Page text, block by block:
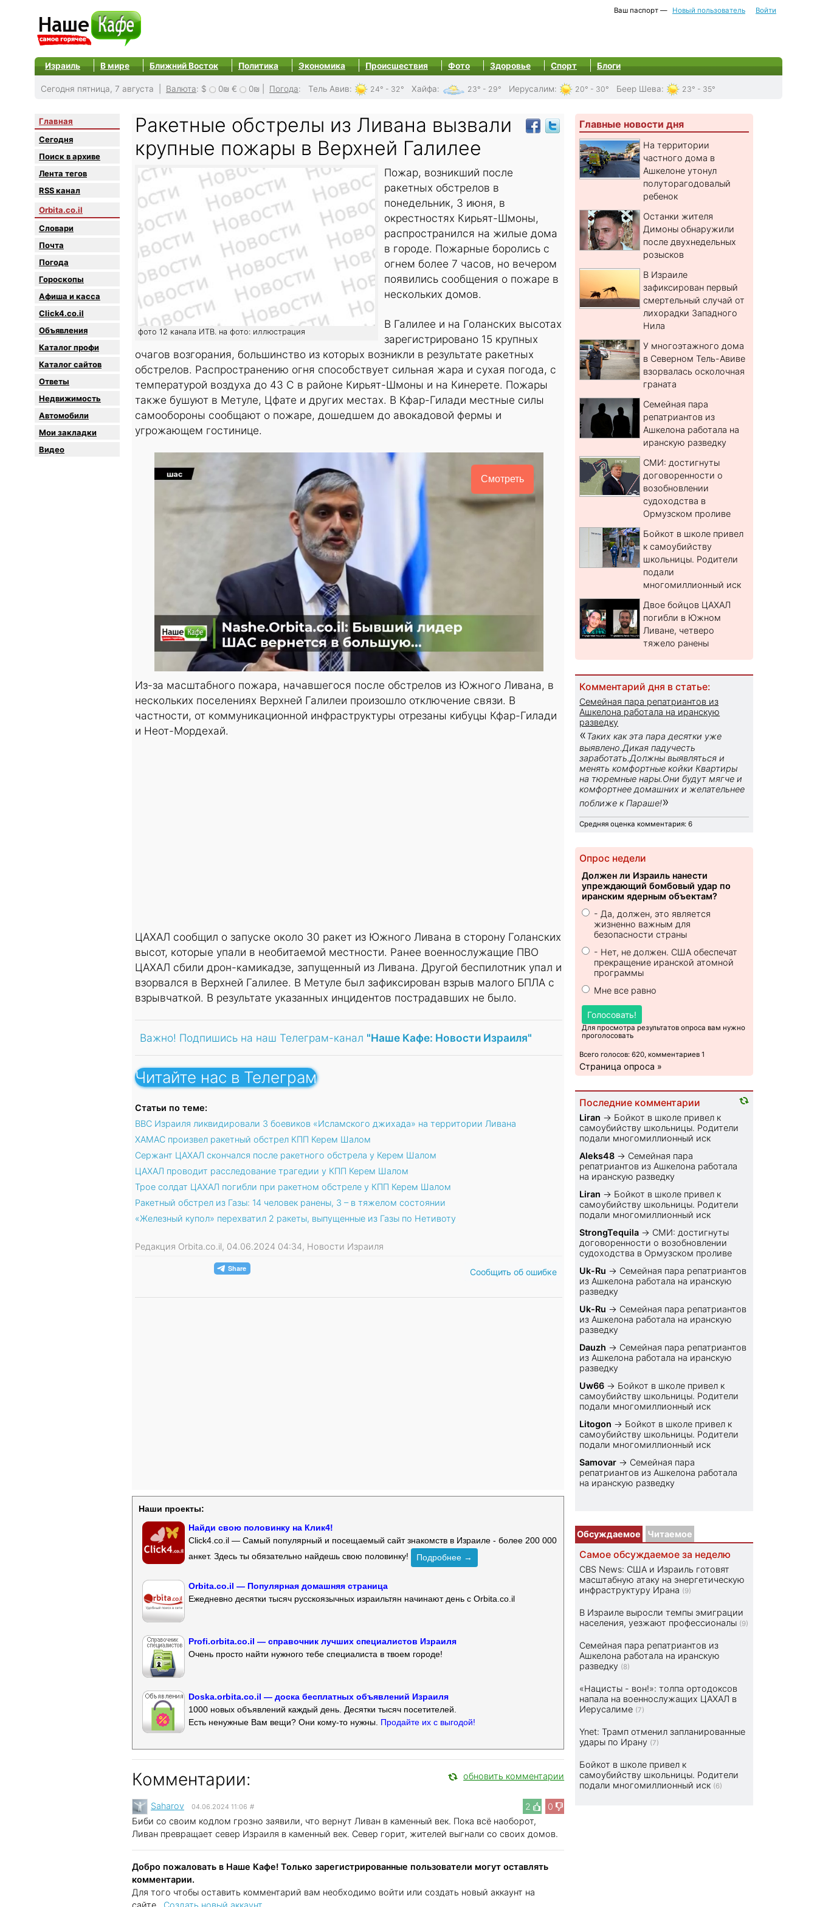
Ваш паспорт — Новый пользователь Войти
Израиль В мире Ближний Восток Политика Экономика Происшествия Фото Здоровье Спорт Блоги
Сегодня пятница, 7 августа | Валюта: $ 0₪ € 0₪ Погода: Тель Авив: 24° - 32° Хайфа: 23° - 29° Иерусалим: 20° - 30° Беер Шева: 23° - 35°
Главная
Сегодня
Поиск в архиве
Лента тегов
RSS канал
Orbita.co.il
Словари
Почта
Погода
Гороскопы
Афиша и касса
Click4.co.il
Объявления
Каталог профи
Каталог сайтов
Oтветы
Недвижимость
Автомобили
Мои закладки
Видео
Ракетные обстрелы из Ливана вызвали
крупные пожары в Верхней Галилее
фото 12 канала ИТВ. на фото: иллюстрация
Пожар, возникший после
ракетных обстрелов в
понедельник, 3 июня, в
окрестностях Кирьят-Шмоны,
распространился на жилые дома
в городе. Пожарные боролись с
огнем более 7 часов, но вечером
появились сообщения о пожаре в
нескольких домов.
В Галилее и на Голанских высотах
зарегистрировано 15 крупных
очагов возгорания, большинство из которых возникли в результате ракетных
обстрелов. Распространению огня способствует сильная жара и сухая погода, с
температурой воздуха до 43 С в районе Кирьят-Шмоны и на Кинерете. Пожары
также бушуют в Метуле, Цфате и других местах. В Кфар-Гилади местные силы
самообороны сообщают о пожаре, дошедшем до авокадовой фермы и
угрожающем гостинице.
Смотреть
Из-за масштабного пожара, начавшегося после обстрелов из Южного Ливана, в
нескольких поселениях Верхней Галилеи произошло отключение связи. В
частности, от коммуникационной инфраструктуры отрезаны кибуцы Кфар-Гилади
и Неот-Мордехай.
ЦАХАЛ сообщил о запуске около 30 ракет из Южного Ливана в сторону Голанских
высот, которые упали в необитаемой местности. Ранее военнослужащие ПВО
ЦАХАЛ сбили дрон-камикадзе, запущенный из Ливана. Другой беспилотник упал и
взорвался в Верхней Галилее. В Метуле был зафиксирован взрыв малого БПЛА с
взрывчаткой. В результате указанных инцидентов пострадавших не было.
Важно! Подпишись на наш Телеграм-канал "Наше Кафе: Новости Израиля"
Читайте нас в Телеграм
Статьи по теме:
ВВС Израиля ликвидировали 3 боевиков «Исламского джихада» на территории Ливана
ХАМАС произвел ракетный обстрел КПП Керем Шалом
Сержант ЦАХАЛ скончался после ракетного обстрела у Керем Шалом
ЦАХАЛ проводит расследование трагедии у КПП Керем Шалом
Трое солдат ЦАХАЛ погибли при ракетном обстреле у КПП Керем Шалом
Ракетный обстрел из Газы: 14 человек ранены, 3 – в тяжелом состоянии
«Железный купол» перехватил 2 ракеты, выпущенные из Газы по Нетивоту
Редакция Orbita.co.il, 04.06.2024 04:34, Новости Израиля
Сообщить об ошибке
Наши проекты:
Найди свою половинку на Клик4!
Click4.co.il — Самый популярный и посещаемый сайт знакомств в Израиле - более 200 000
анкет. Здесь ты обязательно найдешь свою половинку!
Подробнее →
Orbita.co.il — Популярная домашняя страница
Ежедневно десятки тысяч русскоязычных израильтян начинают день с Orbita.co.il
Profi.orbita.co.il — справочник лучших специалистов Израиля
Очень просто найти нужного тебе специалиста в твоем городе!
Doska.orbita.co.il — доска бесплатных объявлений Израиля
1000 новых объявлений каждый день. Десятки тысяч посетителей.
Есть ненужные Вам вещи? Они кому-то нужны. Продайте их с выгодой!
Комментарии: обновить комментарии
2 0
Saharov 04.06.2024 11:06 #
Биби со своим кодлом грозно заявили, что вернут Ливан в каменный век. Пока всё наоборот,
Ливан превращает север Израиля в каменный век. Север горит, жителей выгнали со своих домов.
Добро пожаловать в Наше Кафе! Только зарегистрированные пользователи могут оставлять
комментарии.
Для того чтобы оставить комментарий вам необходимо войти или создать новый аккаунт на
Главные новости дня
На территории
частного дома в
Ашкелоне утонул
полуторагодовалый
ребенок
Останки жителя
Димоны обнаружили
после двухнедельных
розысков
В Израиле
зафиксирован первый
смертельный случай от
лихорадки Западного
Нила
У многоэтажного дома
в Северном Тель-Авиве
взорвалась осколочная
граната
Семейная пара
репатриантов из
Ашкелона работала на
иранскую разведку
СМИ: достигнуты
договоренности о
возобновлении
судоходства в
Ормузском проливе
Бойкот в школе привел
к самоубийству
школьницы. Родители
подали
многомиллионный иск
Двое бойцов ЦАХАЛ
погибли в Южном
Ливане, четверо
тяжело ранены
Комментарий дня в статье:
Семейная пара репатриантов из
Ашкелона работала на иранскую
разведку
«Таких как эта пара десятки уже
выявлено.Дикая падучесть
заработать.Должны выявляться и
менять комфортные койки Квартиры
на тюремные нары.Они будут мягче и
комфортнее домашних и желательнее
поближе к Параше!»
Средняя оценка комментария: 6
Опрос недели
Должен ли Израиль нанести
упреждающий бомбовый удар по
иранским ядерным объектам?
- Да, должен, это является
жизненно важным для
безопасности страны
- Нет, не должен. США обеспечат
прекращение иранской атомной
программы
Мне все равно
Голосовать!
Для просмотра результатов опроса вам нужно
проголосовать
Всего голосов: 620, комментариев 1
Страница опроса »
Последние комментарии
Liran → Бойкот в школе привел к
самоубийству школьницы. Родители
подали многомиллионный иск
Aleks48 → Семейная пара
репатриантов из Ашкелона работала
на иранскую разведку
Liran → Бойкот в школе привел к
самоубийству школьницы. Родители
подали многомиллионный иск
StrongTequila → СМИ: достигнуты
договоренности о возобновлении
судоходства в Ормузском проливе
Uk-Ru → Семейная пара репатриантов
из Ашкелона работала на иранскую
разведку
Uk-Ru → Семейная пара репатриантов
из Ашкелона работала на иранскую
разведку
Dauzh → Семейная пара репатриантов
из Ашкелона работала на иранскую
разведку
Uw66 → Бойкот в школе привел к
самоубийству школьницы. Родители
подали многомиллионный иск
Litogon → Бойкот в школе привел к
самоубийству школьницы. Родители
подали многомиллионный иск
Samovar → Семейная пара
репатриантов из Ашкелона работала
на иранскую разведку
Обсуждаемое Читаемое
Самое обсуждаемое за неделю
CBS News: США и Израиль готовят
масштабную атаку на энергетическую
инфраструктуру Ирана (9)
В Израиле выросли темпы эмиграции
населения, уезжают профессионалы (9)
Семейная пара репатриантов из
Ашкелона работала на иранскую
разведку (8)
«Нацисты - вон!»: толпа ортодоксов
напала на военнослужащих ЦАХАЛ в
Иерусалиме (7)
Ynet: Трамп отменил запланированные
удары по Ирану (7)
Бойкот в школе привел к
самоубийству школьницы. Родители
подали многомиллионный иск (6)